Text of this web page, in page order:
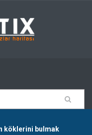
köklerini bulmak